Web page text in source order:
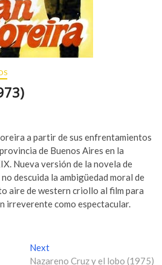
a partir de sus enfrentamientos
de Buenos Aires en la
Nueva versión de la novela de
descuida la ambigüedad moral de
aire de western criollo al film para
irreverente como espectacular.
NextN
e
Nazareno Cruz y el lobo (1975)